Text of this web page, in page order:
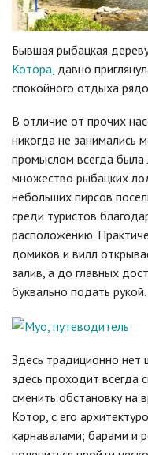
Бывшая рыбацкая
Котора, давно
спокойного отдыха
В отличие от прочих
никогда не занимались
промыслом всегда
множество рыбацких
небольших пирсов
среди туристов
расположению.
домиков и вилл
залив, а до главных
буквально подать рукой.
Здесь традиционно
здесь проходит всегда
сменить обстановку на
Котор, с его
карнавалами; барами и